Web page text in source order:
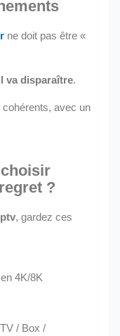
ne doit pas être «
va disparaître.
avec un
?
, gardez ces
4K/8K
/ Box /